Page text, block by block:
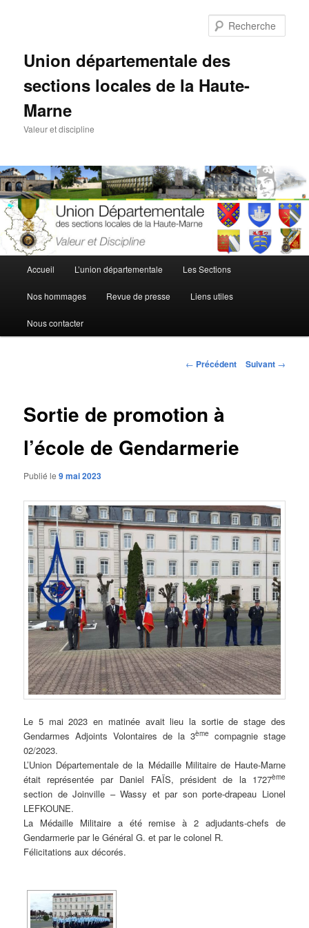
Union départementale des
sections locales de la Haute-
Marne
Valeur et discipline
principal
Accueil L’union départementale Les Sections
Nos hommages Revue de presse Liens utiles
Nous contacter
Navigation
← Précédent Suivant →
Sortie de promotion à
l’école de Gendarmerie
Publié le9 mai 2023
Le 5 mai 2023 en matinée avait lieu la sortie de stage des
Gendarmes Adjoints Volontaires de la 3ème
compagnie stage
02/2023.
L’Union Départementale de la Médaille Militaire de Haute-Marne
était représentée par Daniel FAÏS, président de la 1727ème
section de Joinville – Wassy et par son porte-drapeau Lionel
LEFKOUNE.
La Médaille Militaire a été remise à 2 adjudants-chefs de
Gendarmerie par le Général G. et par le colonel R.
Félicitations aux décorés.